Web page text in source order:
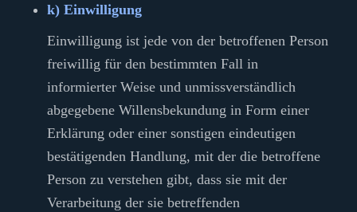
k) Einwilligung
Einwilligung ist jede von der betroffenen Person
freiwillig für den bestimmten Fall in
informierter Weise und unmissverständlich
abgegebene Willensbekundung in Form einer
Erklärung oder einer sonstigen eindeutigen
bestätigenden Handlung, mit der die betroffene
Person zu verstehen gibt, dass sie mit der
Verarbeitung der sie betreffenden